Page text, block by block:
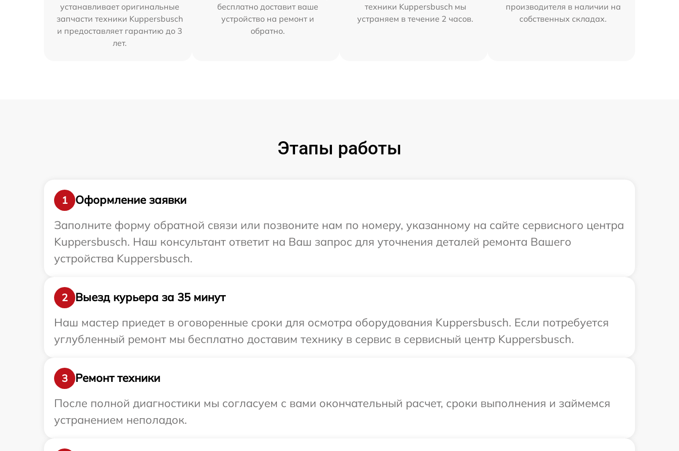
устанавливает оригинальные
запчасти техники Kuppersbusch
и предоставляет гарантию до 3
лет.
бесплатно доставит ваше
устройство на ремонт и
обратно.
техники Kuppersbusch мы
устраняем в течение 2 часов.
производителя в наличии на
собственных складах.
Этапы работы
1
Оформление заявки
Заполните форму обратной связи или позвоните нам по номеру, указанному на сайте сервисного центра
Kuppersbusch. Наш консультант ответит на Ваш запрос для уточнения деталей ремонта Вашего
устройства Kuppersbusch.
2
Выезд курьера за 35 минут
Наш мастер приедет в оговоренные сроки для осмотра оборудования Kuppersbusch. Если потребуется
углубленный ремонт мы бесплатно доставим технику в сервис в сервисный центр Kuppersbusch.
3
Ремонт техники
После полной диагностики мы согласуем с вами окончательный расчет, сроки выполнения и займемся
устранением неполадок.